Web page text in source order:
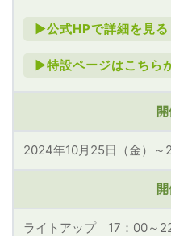
►公式HPで詳細を見る
►特設ページはこちら
2024年10月25日（金）～
ライトアップ 17：00～